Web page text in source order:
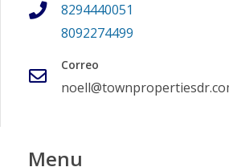
8294440051
8092274499
Correo
Menu